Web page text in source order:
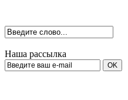
Наша рассылка